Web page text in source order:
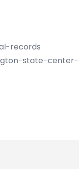
records
state-